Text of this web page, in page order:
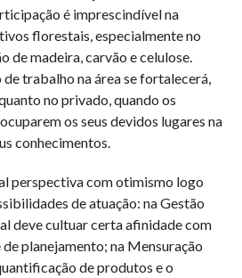
é imprescindível na
florestais, especialmente no
de madeira, carvão e celulose.
trabalho na área se fortalecerá,
no privado, quando os
os seus devidos lugares na
conhecimentos.
perspectiva com otimismo logo
de atuação: na Gestão
deve cultuar certa afinidade com
planejamento; na Mensuração
de produtos e o